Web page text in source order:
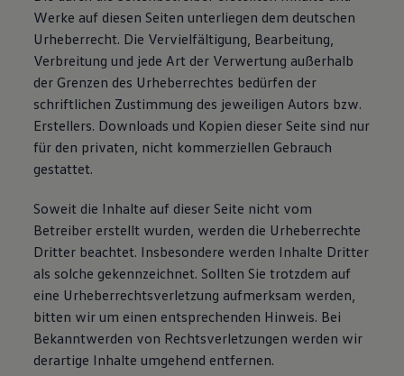
Werke auf diesen Seiten unterliegen dem deutschen
Urheberrecht. Die Vervielfältigung, Bearbeitung,
Verbreitung und jede Art der Verwertung außerhalb
der Grenzen des Urheberrechtes bedürfen der
schriftlichen Zustimmung des jeweiligen Autors bzw.
Erstellers. Downloads und Kopien dieser Seite sind nur
für den privaten, nicht kommerziellen Gebrauch
gestattet.
Soweit die Inhalte auf dieser Seite nicht vom
Betreiber erstellt wurden, werden die Urheberrechte
Dritter beachtet. Insbesondere werden Inhalte Dritter
als solche gekennzeichnet. Sollten Sie trotzdem auf
eine Urheberrechtsverletzung aufmerksam werden,
bitten wir um einen entsprechenden Hinweis. Bei
Bekanntwerden von Rechtsverletzungen werden wir
derartige Inhalte umgehend entfernen.